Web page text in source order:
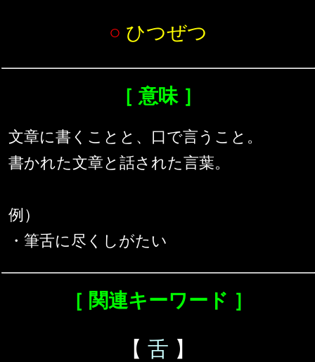
○ ひつぜつ
［ 意味 ］
文章に書くことと、口で言うこと。
書かれた文章と話された言葉。
例）
・筆舌に尽くしがたい
［ 関連キーワード ］
【 舌 】